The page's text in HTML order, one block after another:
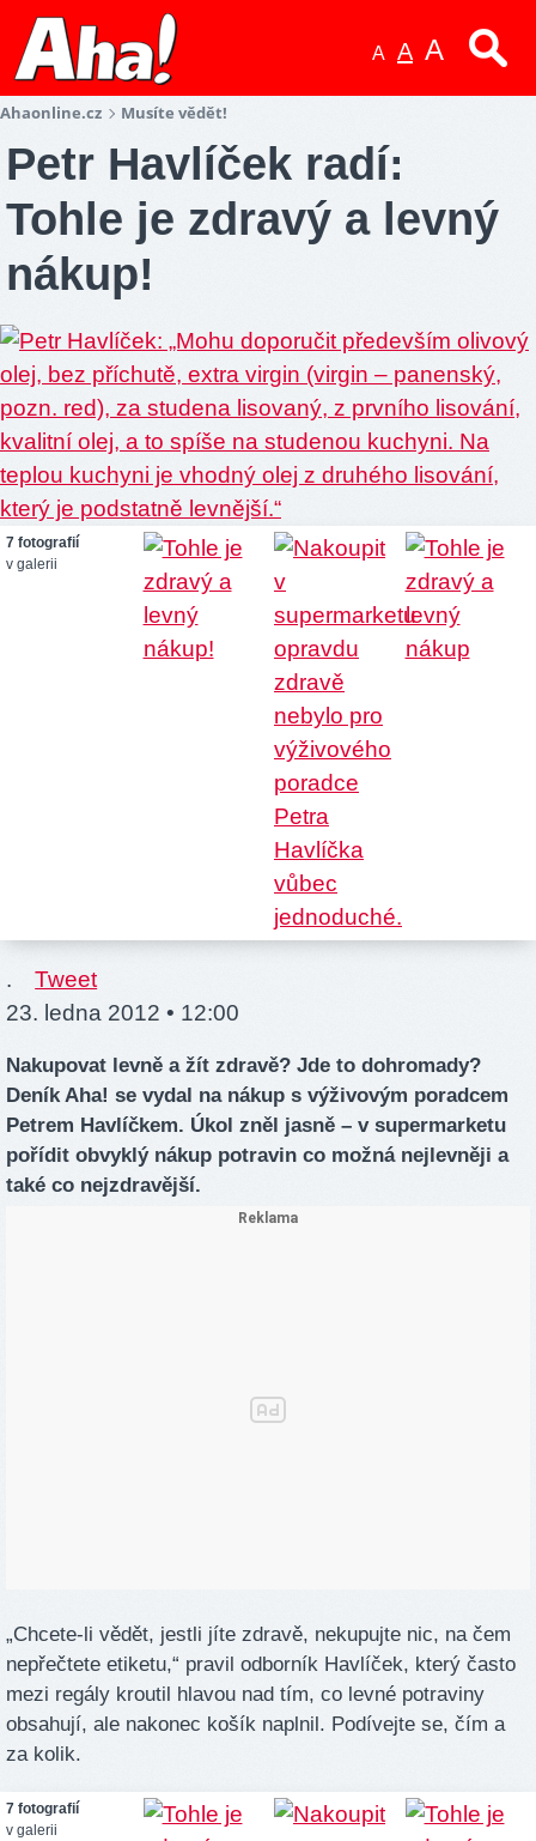
A A A
Ahaonline.cz Musíte vědět!
Petr Havlíček radí:
Tohle je zdravý a levný
nákup!
7 fotografií
v galerii
.
Tweet
23. ledna 2012 • 12:00
Nakupovat levně a žít zdravě? Jde to dohromady?
Deník Aha! se vydal na nákup s výživovým poradcem
Petrem Havlíčkem. Úkol zněl jasně – v supermarketu
pořídit obvyklý nákup potravin co možná nejlevněji a
také co nejzdravější.
„Chcete-li vědět, jestli jíte zdravě, nekupujte nic, na čem
nepřečtete etiketu,“ pravil odborník Havlíček, který často
mezi regály kroutil hlavou nad tím, co levné potraviny
obsahují, ale nakonec košík naplnil. Podívejte se, čím a
za kolik.
7 fotografií
v galerii